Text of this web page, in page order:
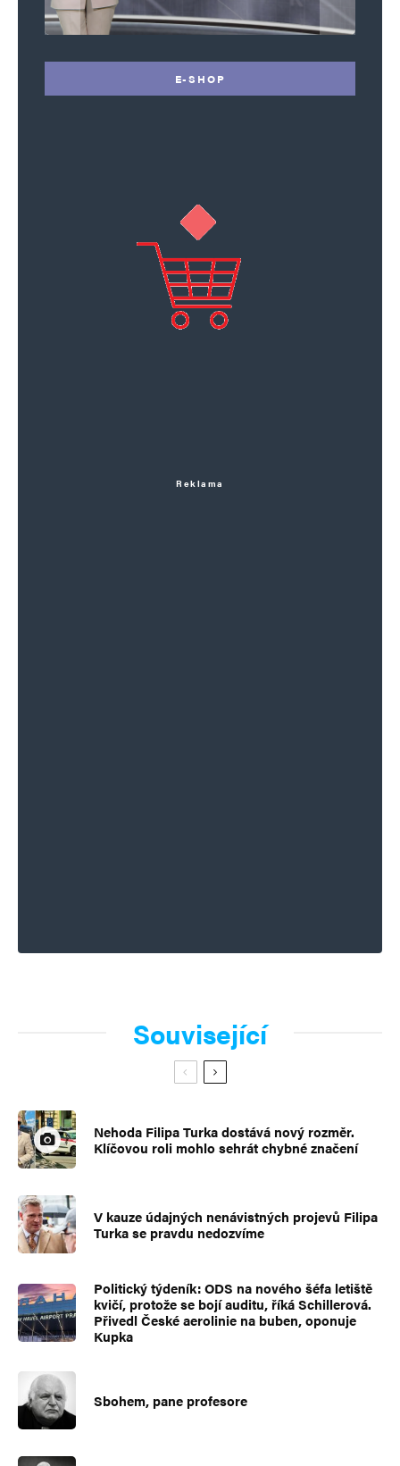
E-SHOP
Reklama
Související
Nehoda Filipa Turka dostává nový rozměr.
Klíčovou roli mohlo sehrát chybné značení
V kauze údajných nenávistných projevů Filipa
Turka se pravdu nedozvíme
Politický týdeník: ODS na nového šéfa letiště
kvičí, protože se bojí auditu, říká Schillerová.
Přivedl České aerolinie na buben, oponuje
Kupka
Sbohem, pane profesore